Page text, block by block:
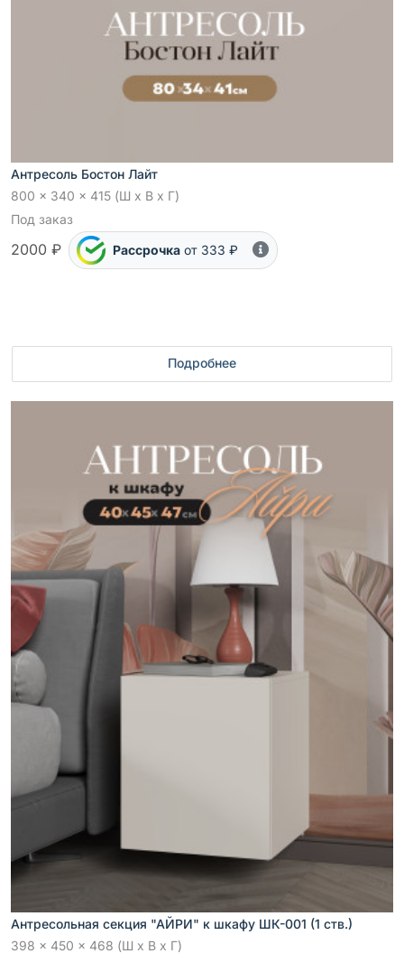
Антресоль Бостон Лайт
800 x 340 x 415 (Ш x В x Г)
Под заказ
2000 ₽ Рассрочка от 333 ₽
Подробнее
Антресольная секция "АЙРИ" к шкафу ШК-001 (1 ств.)
398 x 450 x 468 (Ш x В x Г)